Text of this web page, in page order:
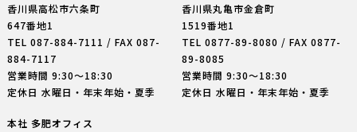
香川県高松市六条町
647番地1
TEL 087-884-7111 / FAX 087-
884-7117
営業時間 9:30〜18:30
定休日 水曜日・年末年始・夏季
香川県丸亀市金倉町
1519番地1
TEL0877-89-8080 / FAX 0877-
89-8085
営業時間 9:30〜18:30
定休日 水曜日・年末年始・夏季
本社 多肥オフィス